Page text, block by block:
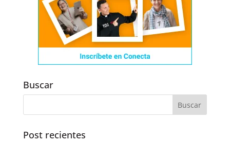
Buscar
Post recientes